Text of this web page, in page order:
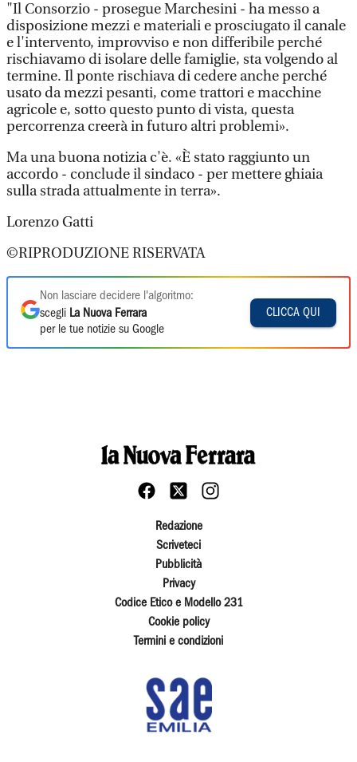
"Il Consorzio - prosegue Marchesini - ha messo a
disposizione mezzi e materiali e prosciugato il canale
e l'intervento, improvviso e non differibile perché
rischiavamo di isolare delle famiglie, sta volgendo al
termine. Il ponte rischiava di cedere anche perché
usato da mezzi pesanti, come trattori e macchine
agricole e, sotto questo punto di vista, questa
percorrenza creerà in futuro altri problemi».
Ma una buona notizia c'è. «È stato raggiunto un
accordo - conclude il sindaco - per mettere ghiaia
sulla strada attualmente in terra».
Lorenzo Gatti
©RIPRODUZIONE RISERVATA
Non lasciare decidere l'algoritmo:
scegli La Nuova Ferrara
per le tue notizie su Google
CLICCA QUI
Redazione
Scriveteci
Pubblicità
Privacy
Codice Etico e Modello 231
Cookie policy
Termini e condizioni